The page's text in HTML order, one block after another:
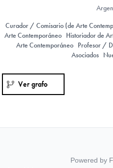
Curador / Comisario (de Arte
Arte Contemporáneo Historiador de
Arte Contemporáneo Profesor /
Asociados
Ver grafo
Powered by